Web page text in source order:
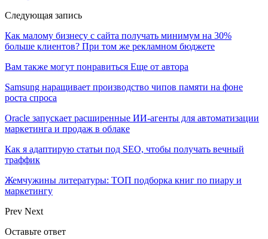
Следующая запись
Как малому бизнесу с сайта получать минимум на 30%
больше клиентов? При том же рекламном бюджете
Вам также могут понравиться Еще от автора
Samsung наращивает производство чипов памяти на фоне
роста спроса
Oracle запускает расширенные ИИ‑агенты для автоматизации
маркетинга и продаж в облаке
Как я адаптирую статьи под SEO, чтобы получать вечный
траффик
Жемчужины литературы: ТОП подборка книг по пиару и
маркетингу
Prev Next
Оставьте ответ